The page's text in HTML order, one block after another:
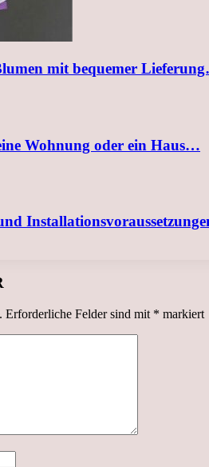
mit bequemer
Wohnung oder ein Haus…
Erforderliche Felder sind mit * markiert